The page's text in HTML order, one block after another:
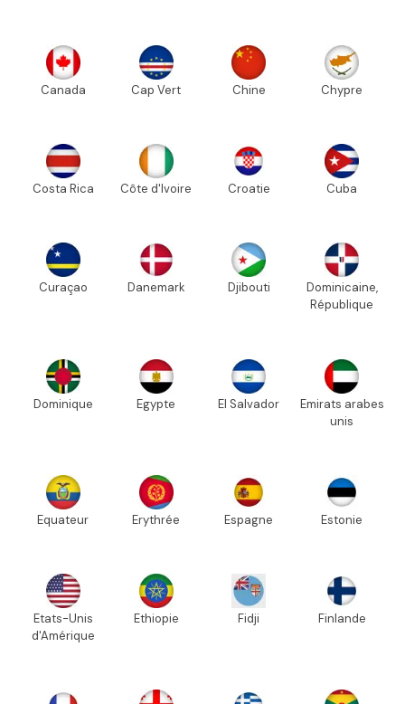
Canada Cap Vert Chine Chypre
Costa Rica Côte d'Ivoire Croatie Cuba
Curaçao Danemark Djibouti
Dominicaine,
République
Dominique Egypte El Salvador
Emirats arabes
unis
Equateur Erythrée Espagne Estonie
Etats-Unis
d'Amérique
Ethiopie Fidji Finlande